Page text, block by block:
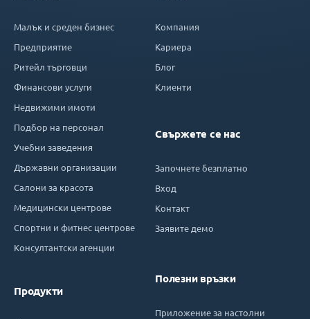
Малък и среден бизнес
Предприятие
Ритейл търговци
Финансови услуги
Недвижими имоти
Подбор на персонал
Учебни заведения
Държавни организации
Салони за красота
Медицински центрове
Спортни и фитнес центрове
Консултантски агенции
Продукти
Компания
Кариера
Блог
Клиенти
Свържете се нас
Започнете безплатно
Вход
Контакт
Заявите демо
Полезни връзки
Приложение за настолни